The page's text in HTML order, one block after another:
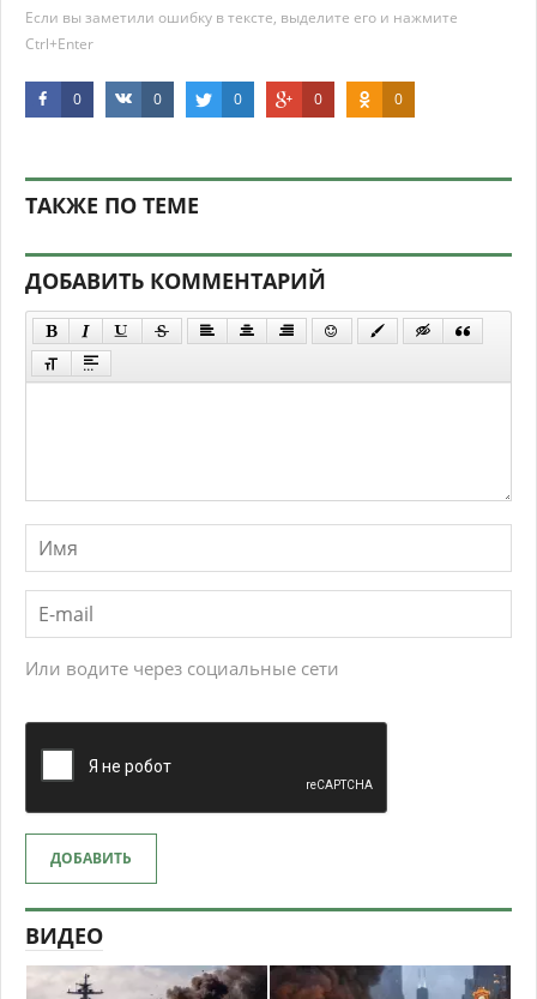
Если вы заметили ошибку в тексте, выделите его и нажмите
Ctrl+Enter
0 0 0 0 0
ТАКЖЕ ПО ТЕМЕ
ДОБАВИТЬ КОММЕНТАРИЙ
Или водите через социальные сети
ДОБАВИТЬ
ВИДЕО